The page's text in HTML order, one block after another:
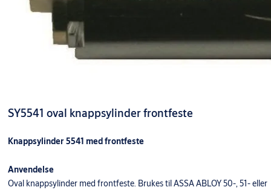
SY5541 oval knappsylinder frontfeste
Knappsylinder 5541 med frontfeste
Anvendelse
Oval knappsylinder med frontfeste. Brukes til ASSA ABLOY 50-, 51- eller